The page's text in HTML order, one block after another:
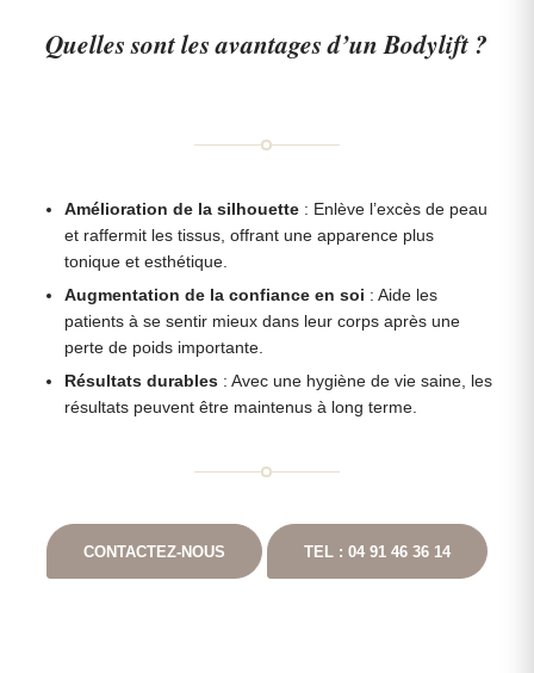
Quelles sont les avantages d’un Bodylift ?
Amélioration de la silhouette : Enlève l’excès de peau
et raffermit les tissus, offrant une apparence plus
tonique et esthétique.
Augmentation de la confiance en soi : Aide les
patients à se sentir mieux dans leur corps après une
perte de poids importante.
Résultats durables : Avec une hygiène de vie saine, les
résultats peuvent être maintenus à long terme.
CONTACTEZ-NOUS TEL : 04 91 46 36 14